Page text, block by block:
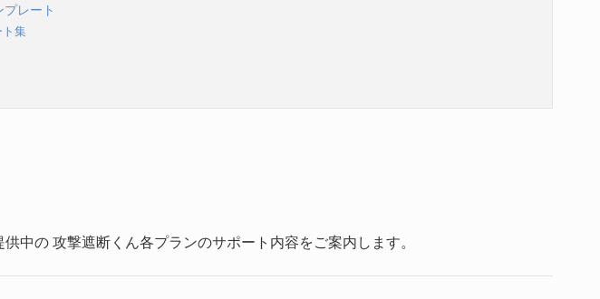
レート
集
中の 攻撃遮断くん各プランのサポート内容をご案内します。